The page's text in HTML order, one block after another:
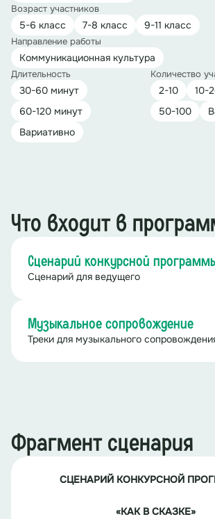
Возраст участников
5-6 класс 7-8 класс 9-11 класс
Направление работы
Коммуникационная культура
Длительность
30-60 минут
60-120 минут
Вариативно
Количество
2-10 10-
50-100
Что входит в
Сценарий конкурсной
Сценарий для ведущего
Музыкальное сопровождение
Треки для музыкального
Фрагмент сценария
СЦЕНАРИЙ КОНКУРСНОЙ
«КАК В СКАЗКЕ»